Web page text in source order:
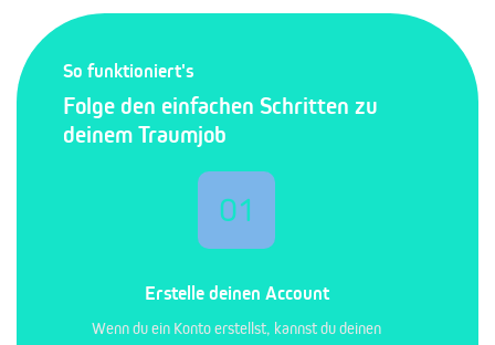
So funktioniert's
Folge den einfachen Schritten zu
deinem Traumjob
01
Erstelle deinen Account
Wenn du ein Konto erstellst, kannst du deinen